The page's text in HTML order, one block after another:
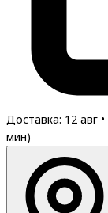
Доставка: 12 авг •
мин)